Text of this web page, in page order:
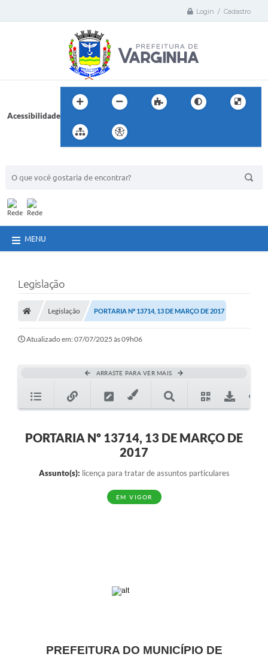
Login / Cadastro
Acessibilidade
MENU
Legislação
Legislação PORTARIA Nº 13714, 13 DE MARÇO DE 2017
Atualizado em: 07/07/2025 às 09h06
ARRASTE PARA VER MAIS
PORTARIA Nº 13714, 13 DE MARÇO DE
2017
Assunto(s): licença para tratar de assuntos particulares
EM VIGOR
PREFEITURA DO MUNICÍPIO DE